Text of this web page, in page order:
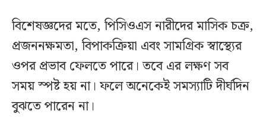
বিশেষজ্ঞদের মতে, পিসিওএস নারীদের মাসিক চক্র,
প্রজননক্ষমতা, বিপাকক্রিয়া এবং সামগ্রিক স্বাস্থ্যের
ওপর প্রভাব ফেলতে পারে। তবে এর লক্ষণ সব
সময় স্পষ্ট হয় না। ফলে অনেকেই সমস্যাটি দীর্ঘদিন
বুঝতে পারেন না।